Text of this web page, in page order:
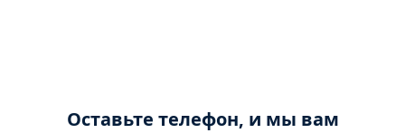
Оставьте телефон, и мы вам